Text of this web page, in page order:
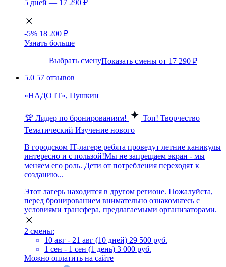
5 дней — 17 290 ₽
-5% 18 200 ₽
Узнать больше
Выбрать сменуПоказать смены от 17 290 ₽
5.0 57 отзывов
«НАДО IT», Пушкин
🏆 Лидер по бронированиям! Топ! Творчество
Тематический Изучение нового
В городском IT-лагере ребята проведут летние каникулы
интересно и с пользой!Мы не запрещаем экран - мы
меняем его роль. Дети от потребления переходят к
созданию...
Этот лагерь находится в другом регионе. Пожалуйста,
перед бронированием внимательно ознакомьтесь с
условиями трансфера, предлагаемыми организаторами.
2 смены:
10 авг - 21 авг (10 дней) 29 500 руб.
1 сен - 1 сен (1 день) 3 000 руб.
Можно оплатить на сайте